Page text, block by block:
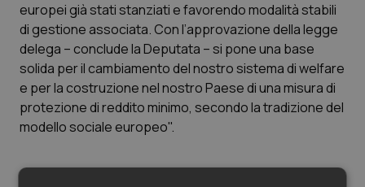
Sardegna
Sicilia
Toscana
Malattia di Crohn & Rettocolite Ulcerosa
Neuroscienze & patologie neurodegenerative
Obesità
europei già stati stanziati e favorendo modalità stabili
di gestione associata. Con l’approvazione della legge
delega – conclude la Deputata – si pone una base
solida per il cambiamento del nostro sistema di welfare
e per la costruzione nel nostro Paese di una misura di
protezione di reddito minimo, secondo la tradizione del
modello sociale europeo".